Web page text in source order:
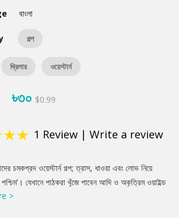
বাংলা
গল্প
থ্রিলার ওয়েস্টার্ন
৳৩০ $0.99
★★ 1 Review | Write a review
চমকপ্রদ ওয়েস্টার্ন গল্প; ত্রাস, ধাওয়া এবং লোভ নিয়ে
যেখানে পাঠকরা খুঁজে পাবেন আদি ও অকৃত্রিম ওয়াইল্ড
প্রিয় পাঠক, মাথায় হ্যাট চাপিয়ে, কোমড়ে সিক্সগান গুঁজে,
>